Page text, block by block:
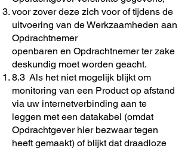
voor zover deze zich voor of tijdens de
uitvoering van de Werkzaamheden aan
Opdrachtnemer
openbaren en Opdrachtnemer ter zake
deskundig moet worden geacht.
8.3 Als het niet mogelijk blijkt om
monitoring van een Product op afstand
via uw internetverbinding aan te
leggen met een datakabel (omdat
Opdrachtgever hier bezwaar tegen
heeft gemaakt) of blijkt dat draadloze